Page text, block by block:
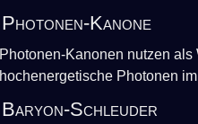
Photonen-Kanone
Photonen-Kanonen nutzen als
hochenergetische Photonen
Baryon-Schleuder